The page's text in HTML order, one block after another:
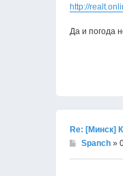
http://
Да и погода
Re: [Минск]
Spanch »